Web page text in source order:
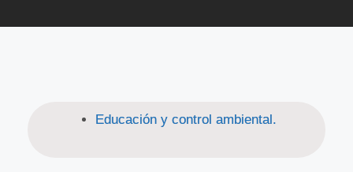
Educación y control ambiental.